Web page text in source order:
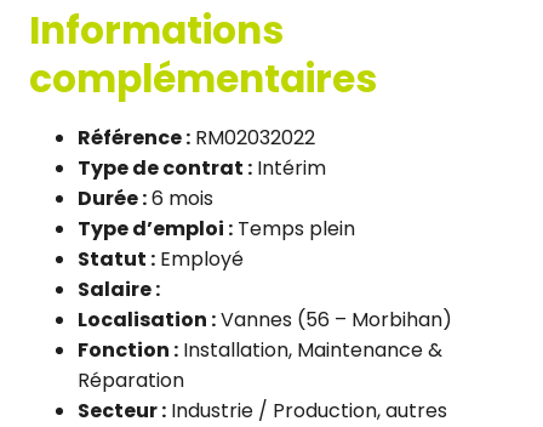
Informations
complémentaires
Référence : RM02032022
Type de contrat : Intérim
Durée :6 mois
Type d’emploi : Temps plein
Statut : Employé
Salaire :
Localisation :Vannes (56 – Morbihan)
Fonction : Installation, Maintenance &
Réparation
Secteur : Industrie / Production, autres